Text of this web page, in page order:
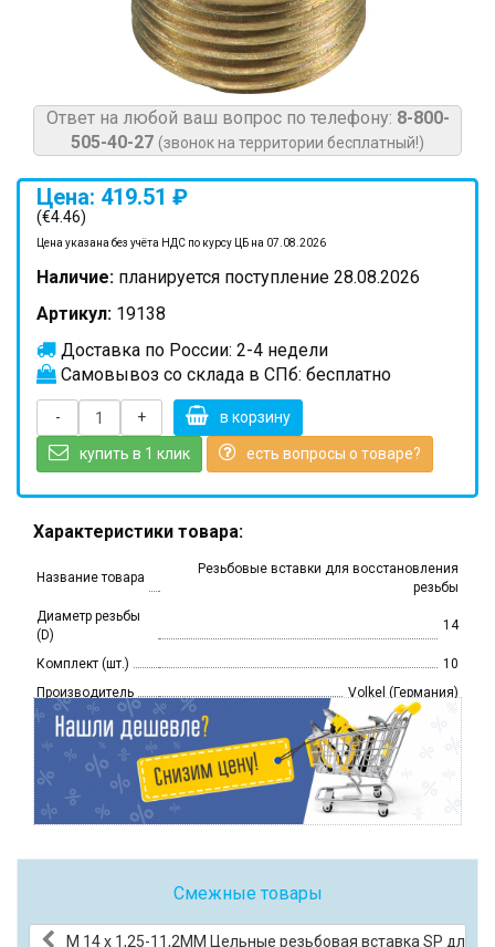
Ответ на любой ваш вопрос по телефону: 8-800-
505-40-27 (звонок на территории бесплатный!)
Цена: 419.51 ₽
(€4.46)
Цена указана без учёта НДС по курсу ЦБ на 07.08.2026
Наличие: планируется поступление 28.08.2026
Артикул: 19138
Доставка по России: 2-4 недели
Самовывоз со склада в СПб: бесплатно
- + в корзину
купить в 1 клик есть вопросы о товаре?
Характеристики товара:
Название товара
Резьбовые вставки для восстановления
резьбы
Диаметр резьбы
(D)
14
Комплект (шт.)
10
Производитель
Volkel (Германия)
Смежные товары
М 14 х 1,25-11,2ММ Цельные резьбовая вставка SP для